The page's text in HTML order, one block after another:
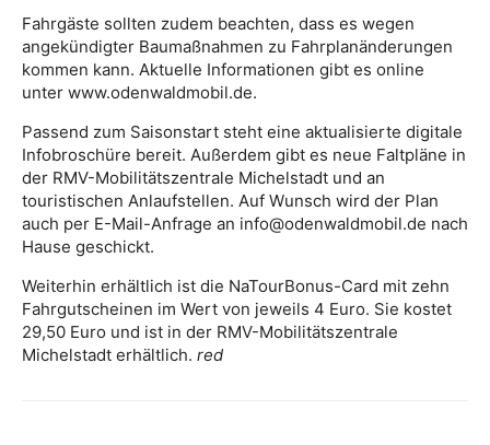
Fahrgäste sollten zudem beachten, dass es wegen
angekündigter Baumaßnahmen zu Fahrplanänderungen
kommen kann. Aktuelle Informationen gibt es online
unter www.odenwaldmobil.de.
Passend zum Saisonstart steht eine aktualisierte digitale
Infobroschüre bereit. Außerdem gibt es neue Faltpläne in
der RMV-Mobilitätszentrale Michelstadt und an
touristischen Anlaufstellen. Auf Wunsch wird der Plan
auch per E-Mail-Anfrage an info@odenwaldmobil.de nach
Hause geschickt.
Weiterhin erhältlich ist die NaTourBonus-Card mit zehn
Fahrgutscheinen im Wert von jeweils 4 Euro. Sie kostet
29,50 Euro und ist in der RMV-Mobilitätszentrale
Michelstadt erhältlich. red